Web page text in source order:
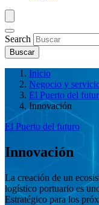
Search
Inicio
Negocio y
El Puerto del
Innovación
El Puerto del futuro
Innovación
La creación de un
logístico portuario es
Estratégico para los